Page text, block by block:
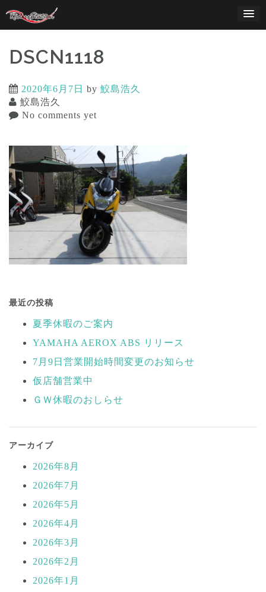
content
DSCN1118
2020年6月7日 by 鮫島浩久
鮫島浩久
No comments yet
稿
ナ
ゲ
ー
シ
ン
最近の投稿
夏季休暇のご案内
YAMAHA AEROX ABS リリース
7月9日営業開始時間変更のお知らせ
仮店舗営業中
ＧＷ休暇のおしらせ
アーカイブ
2026年8月
2026年7月
2026年5月
2026年4月
2026年3月
2026年2月
2026年1月